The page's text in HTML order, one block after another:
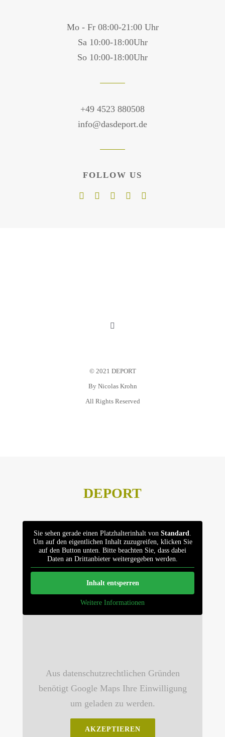
Mo - Fr 08:00-21:00 Uhr
Sa 10:00-18:00Uhr
So 10:00-18:00Uhr
+49 4523 880508
info@dasdeport.de
FOLLOW US
Toggle
© 2021 DEPORT
By Nicolas Krohn
All Rights Reserved
DEPORT
Sie sehen gerade einen Platzhalterinhalt von Standard
Um auf den eigentlichen Inhalt zuzugreifen, klicken Sie
auf den Button unten. Bitte beachten Sie, dass dabei
Daten an Drittanbieter weitergegeben werden.
Inhalt entsperren
Weitere Informationen
Aus datenschutzrechtlichen Gründen
benötigt Google Maps Ihre Einwilligung
um geladen zu werden.
AKZEPTIEREN